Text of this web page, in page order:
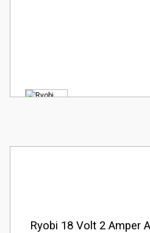
Ryobi 18 Volt 2 Amper